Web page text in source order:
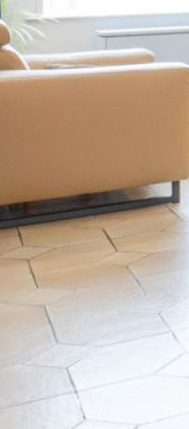
découvrir une
ouverte sur
le jardin grâce à
d'une
buanderie,
de 6m2 ;
chambres
confortables